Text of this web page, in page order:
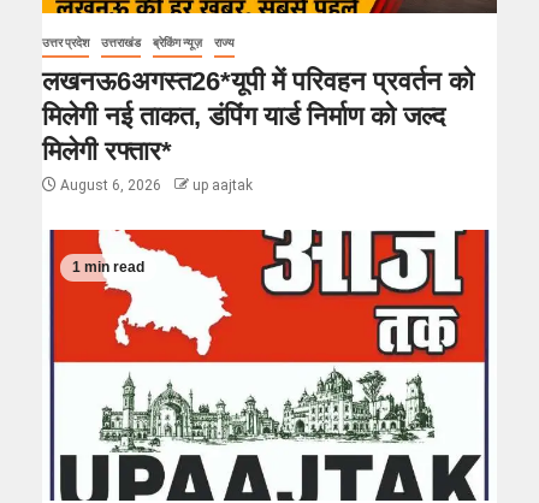
उत्तर प्रदेश उत्तराखंड ब्रेकिंग न्यूज़ राज्य
लखनऊ6अगस्त26*यूपी में परिवहन प्रवर्तन को
मिलेगी नई ताकत, डंपिंग यार्ड निर्माण को जल्द
मिलेगी रफ्तार*
August 6, 2026 up aajtak
1 min read